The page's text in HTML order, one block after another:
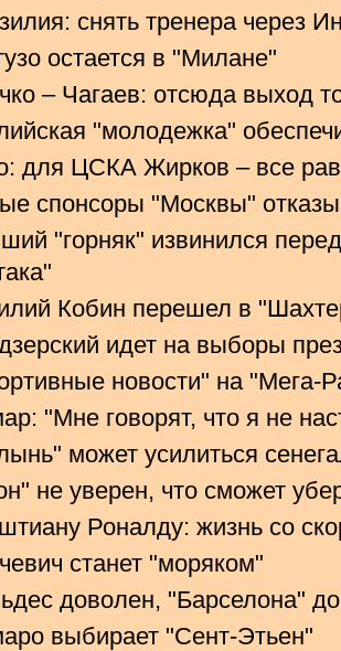
снять тренера через
остается в "Милане"
– Чагаев: отсюда выход
"молодежка"
для ЦСКА Жирков – все
спонсоры "Москвы"
"горняк" извинился
Кобин перешел в
идет на выборы
новости" на "Мега-
"Мне говорят, что я не
может усилиться
не уверен, что сможет
Роналду: жизнь со
станет "моряком"
доволен, "Барселона"
выбирает "Сент-Этьен"